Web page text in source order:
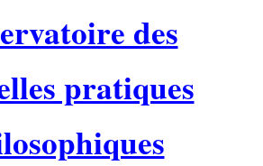
des
pratiques